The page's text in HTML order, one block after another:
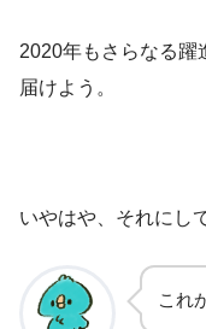
2020年もさらなる躍
届けよう。
いやはや、それにし
これ